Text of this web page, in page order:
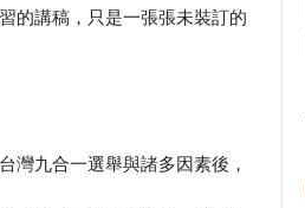
的講稿，只是一張張未裝訂的
灣九合一選舉與諸多因素後，